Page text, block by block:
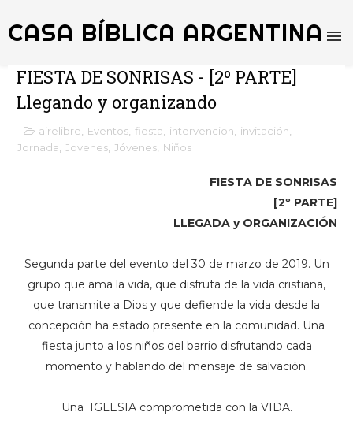
CASA BÍBLICA ARGENTINA
FIESTA DE SONRISAS - [2º PARTE]
Llegando y organizando
airelibre Eventos fiesta intervencion invitación
Jornada Jovenes Jóvenes Niños
FIESTA DE SONRISAS
[2º PARTE]
LLEGADA y ORGANIZACIÓN
Segunda parte del evento del 30 de marzo de 2019. Un
grupo que ama la vida, que disfruta de la vida cristiana,
que transmite a Dios y que defiende la vida desde la
concepción ha estado presente en la comunidad. Una
fiesta junto a los niños del barrio disfrutando cada
momento y hablando del mensaje de salvación.
Una IGLESIA comprometida con la VIDA.